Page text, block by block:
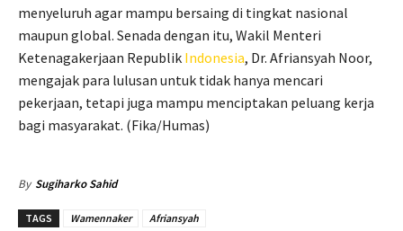
menyeluruh agar mampu bersaing di tingkat nasional
maupun global. Senada dengan itu, Wakil Menteri
Ketenagakerjaan Republik Indonesia, Dr. Afriansyah Noor,
mengajak para lulusan untuk tidak hanya mencari
pekerjaan, tetapi juga mampu menciptakan peluang kerja
bagi masyarakat. (Fika/Humas)
By Sugiharko Sahid
TAGS Wamennaker
Afriansyah